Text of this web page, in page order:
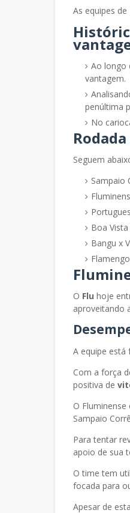
As equipes
Ao longo
vantagem.
penúltima
No
Seguem
Sampaio
Boa
Bangu x
O Flu hoje
aproveitando
A equipe está
Com a força
positiva de
O
Sampaio
Para tentar
apoio de sua
O time tem
focada para
Apesar de